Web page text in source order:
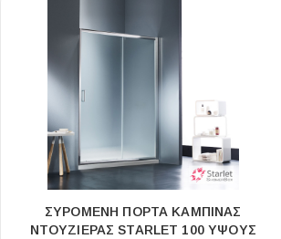
ΣΥΡΌΜΕΝΗ ΠΌΡΤΑ ΚΑΜΠΊΝΑΣ
ΝΤΟΥΖΙΈΡΑΣ STARLET 100 ΎΨΟΥΣ